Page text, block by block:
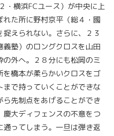
・横浜FCユース）が中央に上
た所に野村京平（総４・國
えられない。さらに、２３
塾）のロングクロスを山田
外へ。２８分にも松岡のミ
を橋本が柔らかいクロスをゴ
で持っていくことができな
先制点をあげることができ
大ディフェンスの不意をつ
ってしまう。一旦は弾き返